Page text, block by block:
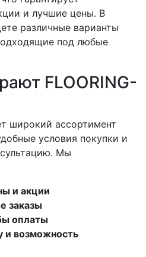
и лучшие цены. В
различные варианты
под любые
FLOORING-
широкий ассортимент
условия покупки и
Мы
и акции
заказы
оплаты
и возможность